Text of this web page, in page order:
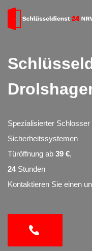
Spezialisierter
Sicherheitssystemen
Türöffnung ab 39 €,
24Stunden
Kontaktieren Sie einen